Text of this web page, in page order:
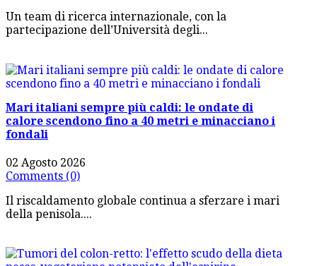
Un team di ricerca internazionale, con la
partecipazione dell’Università degli...
Mari italiani sempre più caldi: le ondate di
calore scendono fino a 40 metri e minacciano i
fondali
02 Agosto 2026
Comments (0)
Il riscaldamento globale continua a sferzare i mari
della penisola....